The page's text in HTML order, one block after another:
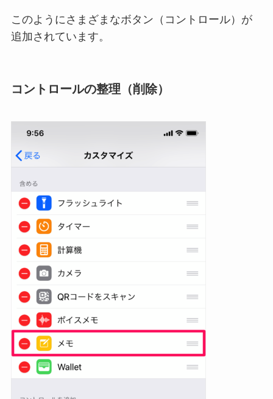
このようにさまざまなボタン（コントロール）が
追加されています。
コントロールの整理（削除）